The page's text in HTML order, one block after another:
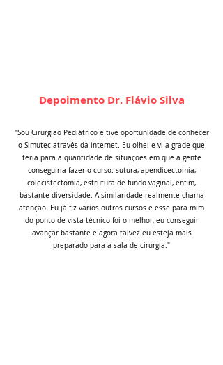
Depoimento Dr. Flávio Silva
"Sou Cirurgião Pediátrico e tive oportunidade de conhecer
o Simutec através da internet. Eu olhei e vi a grade que
teria para a quantidade de situações em que a gente
conseguiria fazer o curso: sutura, apendicectomia,
colecistectomia, estrutura de fundo vaginal, enfim,
bastante diversidade. A similaridade realmente chama
atenção. Eu já fiz vários outros cursos e esse para mim
do ponto de vista técnico foi o melhor, eu conseguir
avançar bastante e agora talvez eu esteja mais
preparado para a sala de cirurgia."